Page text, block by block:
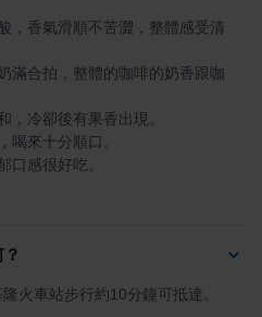
，香氣滑順不苦澀，整體感受清
滿合拍，整體的咖啡的奶香跟咖
口感很好吃。
火車站步行約10分鐘可抵達。